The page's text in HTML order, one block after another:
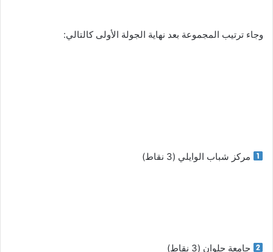
وجاء ترتيب المجموعة بعد نهاية الجولة الأولى كالتالي:
مركز شباب الوايلي (3 نقاط)
جامعة حلوان (3 نقاط)